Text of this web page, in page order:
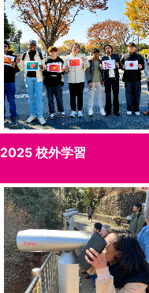
2025 校外学習